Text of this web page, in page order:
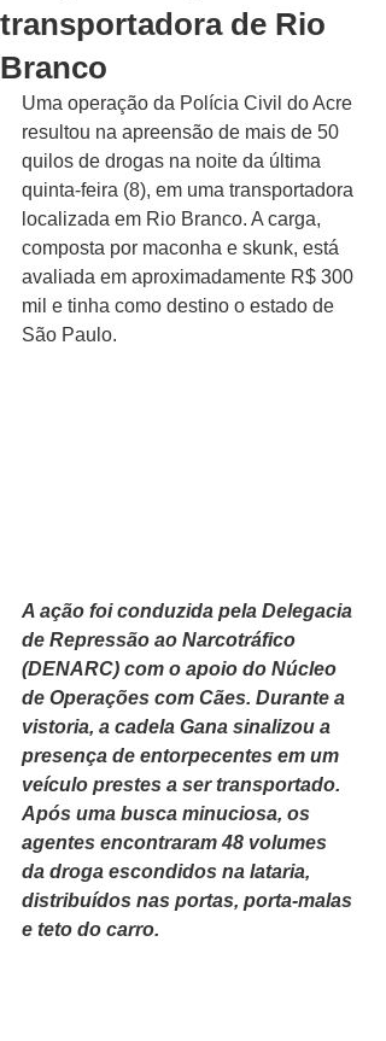
transportadora de Rio
Branco
Uma operação da Polícia Civil do Acre
resultou na apreensão de mais de 50
quilos de drogas na noite da última
quinta-feira (8), em uma transportadora
localizada em Rio Branco. A carga,
composta por maconha e skunk, está
avaliada em aproximadamente R$ 300
mil e tinha como destino o estado de
São Paulo.
A ação foi conduzida pela Delegacia
de Repressão ao Narcotráfico
(DENARC) com o apoio do Núcleo
de Operações com Cães. Durante a
vistoria, a cadela Gana sinalizou a
presença de entorpecentes em um
veículo prestes a ser transportado.
Após uma busca minuciosa, os
agentes encontraram 48 volumes
da droga escondidos na lataria,
distribuídos nas portas, porta-malas
e teto do carro.